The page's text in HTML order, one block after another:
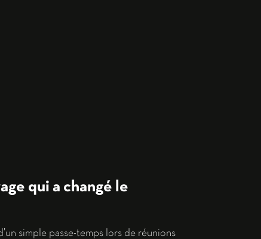
qui a changé le
simple passe-temps lors de réunions